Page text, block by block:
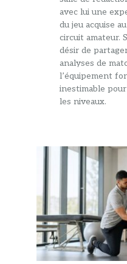
avec lui une
du jeu acquise
circuit amateur.
désir de
analyses de
l’équipement
inestimable
les niveaux.